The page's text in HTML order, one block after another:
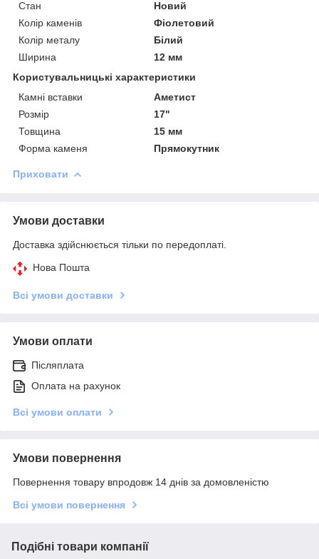
Стан
Новий
Колір каменів
Фіолетовий
Колір металу
Білий
Ширина
12 мм
Користувальницькі характеристики
Камні вставки
Аметист
Розмір
17"
Товщина
15 мм
Форма каменя
Прямокутник
Приховати
Умови доставки
Доставка здійснюється тільки по передоплаті.
Нова Пошта
Всі умови доставки
Умови оплати
Післяплата
Оплата на рахунок
Всі умови оплати
Умови повернення
Повернення товару впродовж 14 днів за домовленістю
Всі умови повернення
Подібні товари компанії